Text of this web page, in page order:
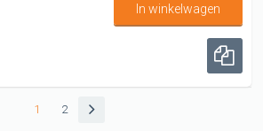
In winkelwagen
1 2